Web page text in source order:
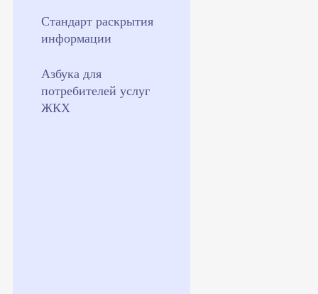
Стандарт раскрытия
информации
Азбука для
потребителей услуг
ЖКХ